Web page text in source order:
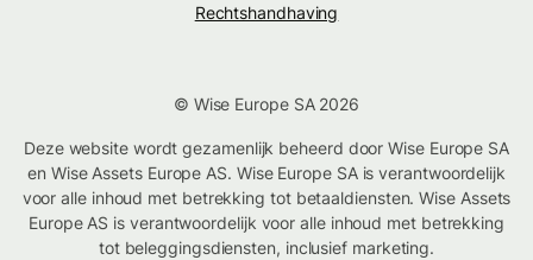
Rechtshandhaving
© Wise Europe SA 2026
Deze website wordt gezamenlijk beheerd door Wise Europe SA
en Wise Assets Europe AS. Wise Europe SA is verantwoordelijk
voor alle inhoud met betrekking tot betaaldiensten. Wise Assets
Europe AS is verantwoordelijk voor alle inhoud met betrekking
tot beleggingsdiensten, inclusief marketing.